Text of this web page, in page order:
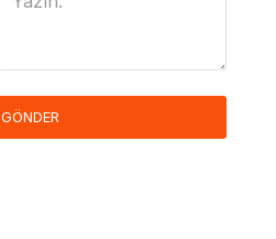
GÖNDER